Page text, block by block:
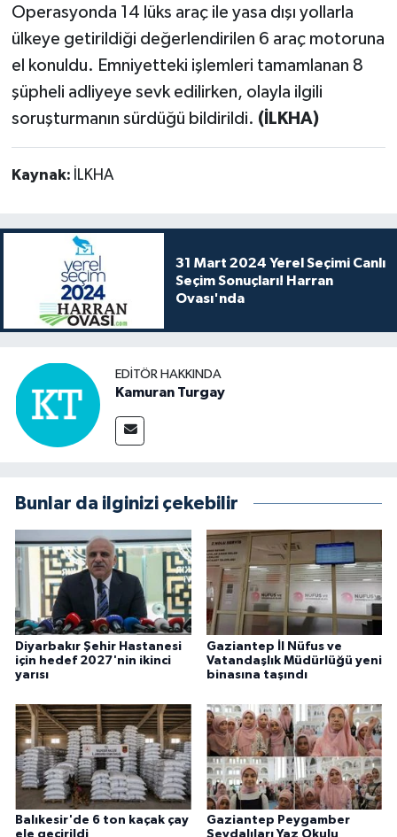
Operasyonda 14 lüks araç ile yasa dışı yollarla
ülkeye getirildiği değerlendirilen 6 araç motoruna
el konuldu. Emniyetteki işlemleri tamamlanan 8
şüpheli adliyeye sevk edilirken, olayla ilgili
soruşturmanın sürdüğü bildirildi. (İLKHA)
Kaynak: İLKHA
31 Mart 2024 Yerel Seçimi Canlı
Seçim Sonuçları! Harran
Ovası'nda
EDITÖR HAKKINDA
Kamuran Turgay
Bunlar da ilginizi çekebilir
Diyarbakır Şehir Hastanesi
için hedef 2027'nin ikinci
yarısı
Gaziantep İl Nüfus ve
Vatandaşlık Müdürlüğü yeni
binasına taşındı
Balıkesir'de 6 ton kaçak çay
Gaziantep Peygamber